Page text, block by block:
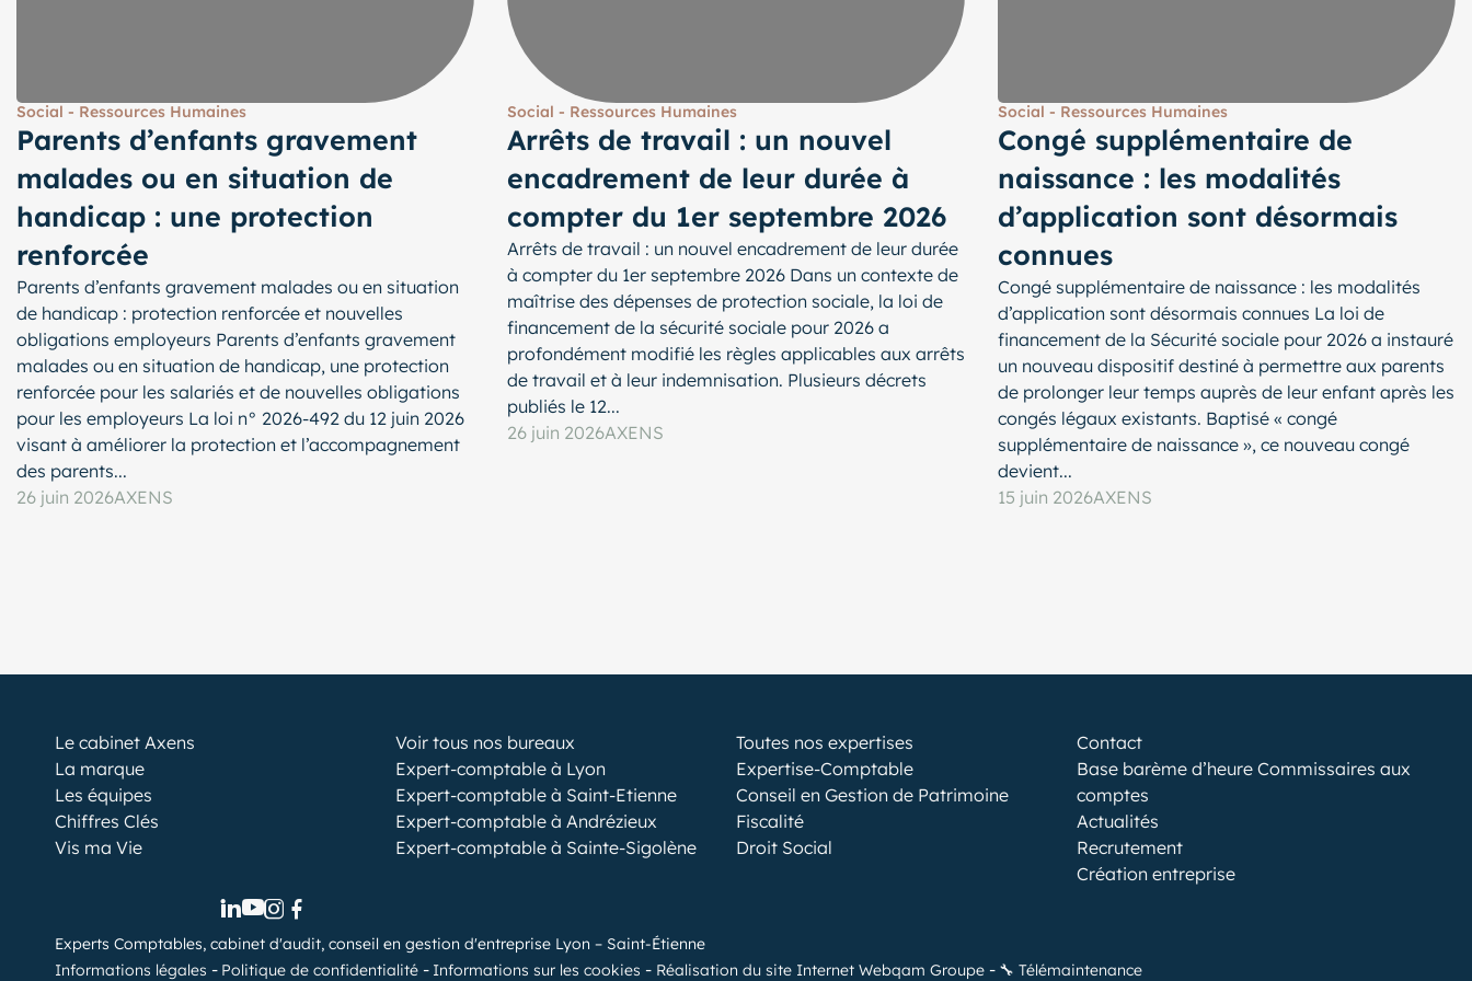
Social - Ressources Humaines
Parents d’enfants gravement
malades ou en situation de
handicap : une protection
renforcée
Parents d’enfants gravement malades ou en situation
de handicap : protection renforcée et nouvelles
obligations employeurs Parents d’enfants gravement
malades ou en situation de handicap, une protection
renforcée pour les salariés et de nouvelles obligations
pour les employeurs La loi n° 2026-492 du 12 juin 2026
visant à améliorer la protection et l’accompagnement
des parents...
26 juin 2026AXENS
Social - Ressources Humaines
Arrêts de travail : un nouvel
encadrement de leur durée à
compter du 1er septembre 2026
Arrêts de travail : un nouvel encadrement de leur durée
à compter du 1er septembre 2026 Dans un contexte de
maîtrise des dépenses de protection sociale, la loi de
financement de la sécurité sociale pour 2026 a
profondément modifié les règles applicables aux arrêts
de travail et à leur indemnisation. Plusieurs décrets
publiés le 12...
26 juin 2026AXENS
Social - Ressources Humaines
Congé supplémentaire de
naissance : les modalités
d’application sont désormais
connues
Congé supplémentaire de naissance : les modalités
d’application sont désormais connues La loi de
financement de la Sécurité sociale pour 2026 a instauré
un nouveau dispositif destiné à permettre aux parents
de prolonger leur temps auprès de leur enfant après les
congés légaux existants. Baptisé « congé
supplémentaire de naissance », ce nouveau congé
devient...
15 juin 2026AXENS
Le cabinet Axens
La marque
Les équipes
Chiffres Clés
Vis ma Vie
Voir tous nos bureaux
Expert-comptable à Lyon
Expert-comptable à Saint-Etienne
Expert-comptable à Andrézieux
Expert-comptable à Sainte-Sigolène
Toutes nos expertises
Expertise-Comptable
Conseil en Gestion de Patrimoine
Fiscalité
Droit Social
Contact
Base barème d’heure Commissaires aux
comptes
Actualités
Recrutement
Création entreprise
Experts Comptables, cabinet d'audit, conseil en gestion d'entreprise Lyon – Saint-Étienne
Informations légales
Politique de confidentialité Informations sur les cookies Réalisation du site Internet Webqam Groupe 🔧 Télémaintenance